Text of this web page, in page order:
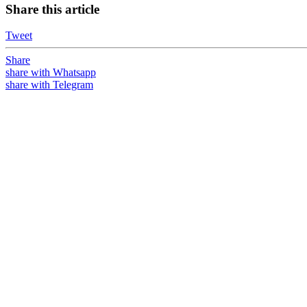
Share this article
Tweet
Share
share with Whatsapp
share with Telegram